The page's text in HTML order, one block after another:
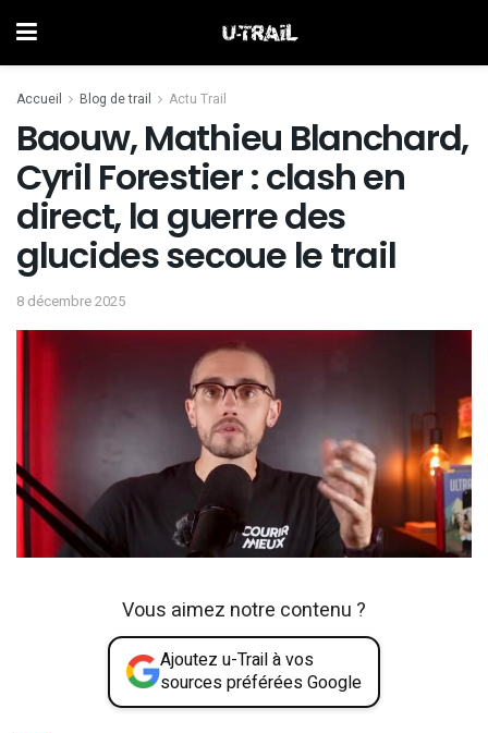
Accueil Blog de trail Actu Trail
Baouw, Mathieu Blanchard,
Cyril Forestier : clash en
direct, la guerre des
glucides secoue le trail
8 décembre 2025
Vous aimez notre contenu ?
Ajoutez u-Trail à vos
sources préférées Google